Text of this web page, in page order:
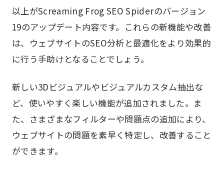
以上がScreaming Frog SEO Spiderのバージョン
19のアップデート内容です。これらの新機能や改善
は、ウェブサイトのSEO分析と最適化をより効果的
に行う手助けとなることでしょう。
新しい3Dビジュアルやビジュアルカスタム抽出な
ど、使いやすく楽しい機能が追加されました。ま
た、さまざまなフィルターや問題点の追加により、
ウェブサイトの問題を素早く特定し、改善すること
ができます。